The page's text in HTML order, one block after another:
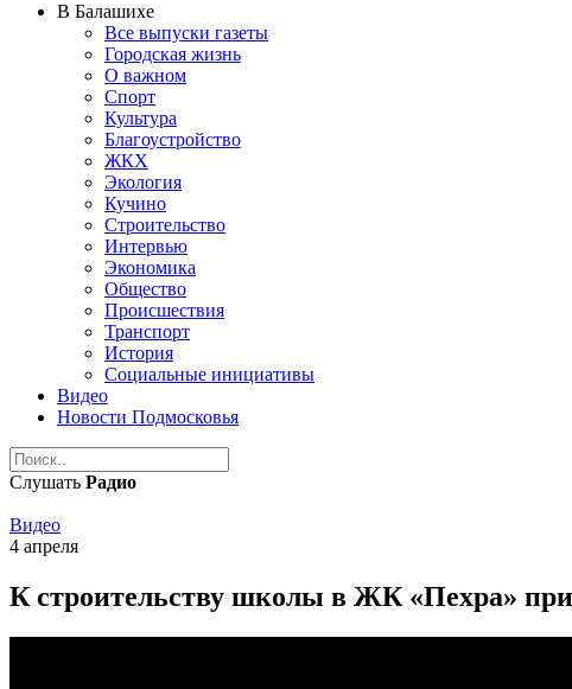
В Балашихе
Все выпуски газеты
Городская жизнь
О важном
Спорт
Культура
Благоустройство
ЖКХ
Экология
Кучино
Строительство
Интервью
Экономика
Общество
Происшествия
Транспорт
История
Социальные инициативы
Видео
Новости Подмосковья
Слушать Радио
Видео
4 апреля
К строительству школы в ЖК «Пехра»